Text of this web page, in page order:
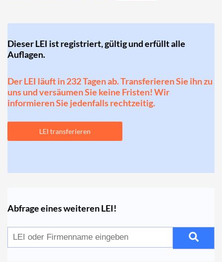
Dieser LEI ist registriert, gültig und erfüllt alle
Auflagen.
Der LEI läuft in 232 Tagen ab. Transferieren Sie ihn zu
uns und versäumen Sie keine Fristen! Wir
informieren Sie jedenfalls rechtzeitig.
LEI transferieren
Abfrage eines weiteren LEI!